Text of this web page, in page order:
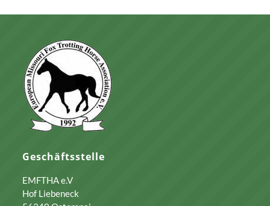
Geschäftsstelle
EMFTHA e.V
Hof Liebeneck